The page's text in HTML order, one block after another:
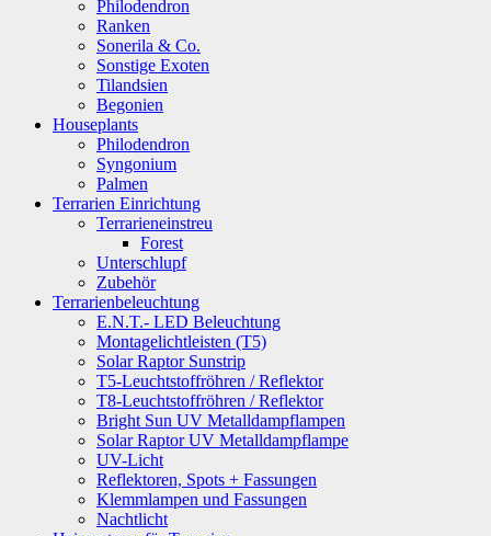
Philodendron
Ranken
Sonerila & Co.
Sonstige Exoten
Tilandsien
Begonien
Houseplants
Philodendron
Syngonium
Palmen
Terrarien Einrichtung
Terrarieneinstreu
Forest
Unterschlupf
Zubehör
Terrarienbeleuchtung
E.N.T.- LED Beleuchtung
Montagelichtleisten (T5)
Solar Raptor Sunstrip
T5-Leuchtstoffröhren / Reflektor
T8-Leuchtstoffröhren / Reflektor
Bright Sun UV Metalldampflampen
Solar Raptor UV Metalldampflampe
UV-Licht
Reflektoren, Spots + Fassungen
Klemmlampen und Fassungen
Nachtlicht